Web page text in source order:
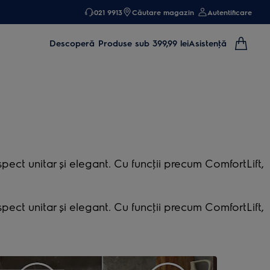
021 9913 Căutare magazin Autentificare
Descoperă Produse sub 399,99 leiAsistenţă
unitar şi elegant. Cu funcţii precum ComfortLift,
unitar şi elegant. Cu funcţii precum ComfortLift,